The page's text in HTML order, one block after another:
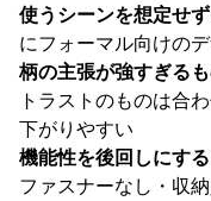
使うシーンを想定せ
にフォーマル向けの
柄の主張が強すぎる
トラストのものは合
下がりやすい
機能性を後回しにする
ファスナーなし・収